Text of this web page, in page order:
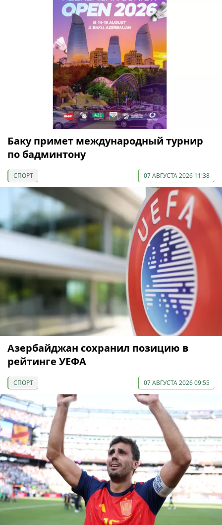
Баку примет международный турнир
по бадминтону
СПОРТ 07 АВГУСТА 2026 11:38
Азербайджан сохранил позицию в
рейтинге УЕФА
СПОРТ 07 АВГУСТА 2026 09:55